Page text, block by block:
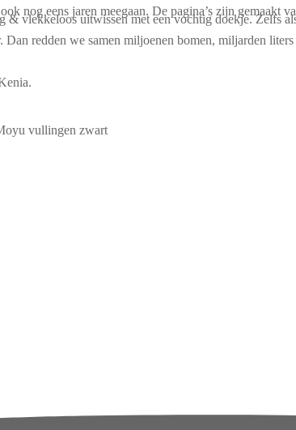
nog eens jaren meegaan. De pagina’s zijn gemaakt
vlekkeloos uitwissen met een vochtig doekje. Zelfs
Dan redden we samen miljoenen bomen, miljarden
vullingen zwart